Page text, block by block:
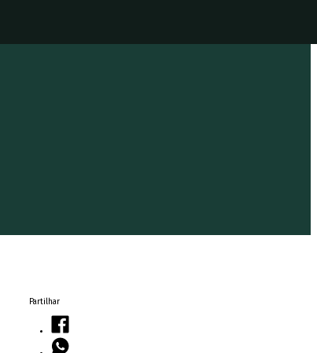
Partilhar